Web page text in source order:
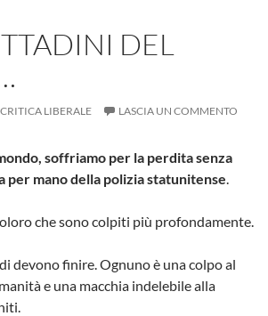
DEL
CRITICA LIBERALE LASCIA UN COMMENTO
soffriamo per la perdita senza
per mano della polizia statunitense
che sono colpiti più profondamente.
devono finire. Ognuno è una colpo al
e una macchia indelebile alla